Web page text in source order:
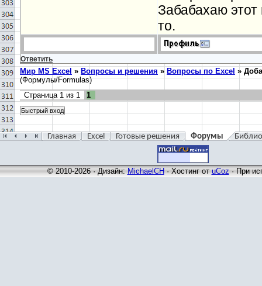
Забабахаю
то.
Ответить
Мир MS Excel » Вопросы и решения » Вопросы по Excel »
(Формулы/Formulas)
Страница 1 из 1 1
Главная Excel Готовые решения Форумы
© 2010-2026 · Дизайн: MichaelCH · Хостинг от uCoz · При